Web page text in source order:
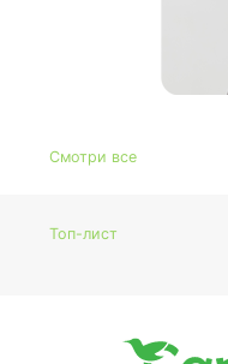
Смотри все
Топ-лист